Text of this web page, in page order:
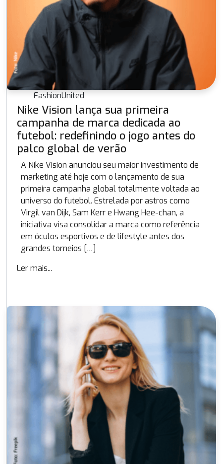
FashionUnited
Nike Vision lança sua primeira
campanha de marca dedicada ao
futebol: redefinindo o jogo antes do
palco global de verão
A Nike Vision anunciou seu maior investimento de
marketing até hoje com o lançamento de sua
primeira campanha global totalmente voltada ao
universo do futebol. Estrelada por astros como
Virgil van Dijk, Sam Kerr e Hwang Hee-chan, a
iniciativa visa consolidar a marca como referência
em óculos esportivos e de lifestyle antes dos
grandes torneios […]
Ler mais...